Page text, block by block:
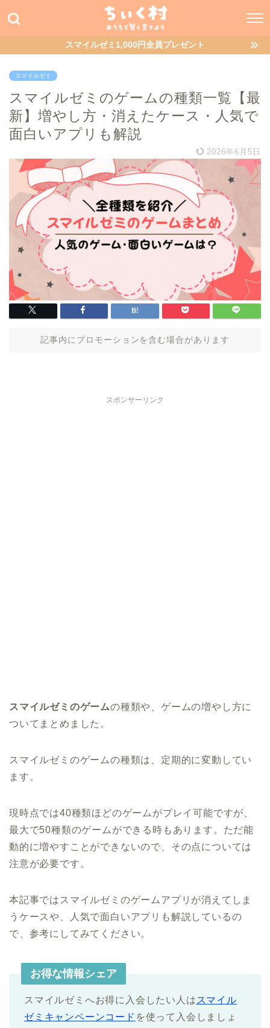
スマイルゼミ1,000円全員プレゼント
スマイルゼミ
スマイルゼミのゲームの種類一覧【最
新】増やし方・消えたケース・人気で
面白いアプリも解説
2026年6月5日
記事内にプロモーションを含む場合があります
スポンサーリンク
スマイルゼミのゲームの種類や、ゲームの増やし方に
ついてまとめました。
スマイルゼミのゲームの種類は、定期的に変動してい
ます。
現時点では40種類ほどのゲームがプレイ可能ですが、
最大で50種類のゲームができる時もあります。ただ能
動的に増やすことができないので、その点については
注意が必要です。
本記事ではスマイルゼミのゲームアプリが消えてしま
うケースや、人気で面白いアプリも解説しているの
で、参考にしてみてください。
お得な情報シェア
スマイルゼミへお得に入会したい人は スマイル
ゼミキャンペーンコード を使って入会しましょ